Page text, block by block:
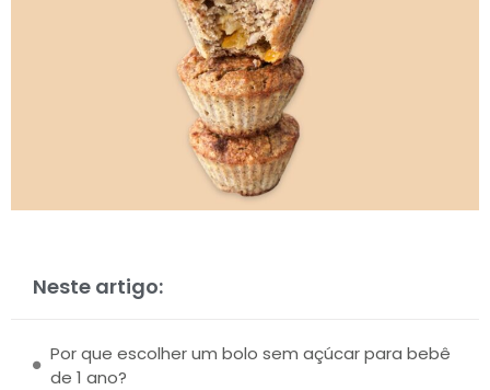
Neste artigo:
Por que escolher um bolo sem açúcar para bebê
de 1 ano?